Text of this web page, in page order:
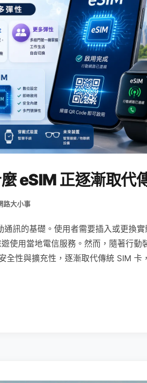
eSIM 正逐漸取代
路大小事
訊的基礎。使用者需要插入或更換
使用當地電信服務。然而，隨著行動
全性與擴充性，逐漸取代傳統 SIM 卡